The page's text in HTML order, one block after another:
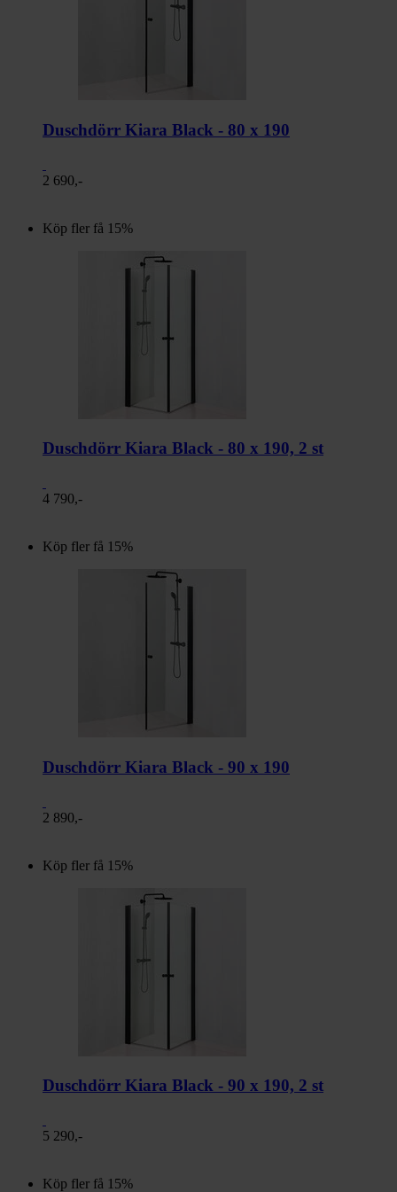
Duschdörr Kiara Black - 80 x 190
2 690,-
Köp fler få 15%
Duschdörr Kiara Black - 80 x 190, 2 st
4 790,-
Köp fler få 15%
Duschdörr Kiara Black - 90 x 190
2 890,-
Köp fler få 15%
Duschdörr Kiara Black - 90 x 190, 2 st
5 290,-
Köp fler få 15%